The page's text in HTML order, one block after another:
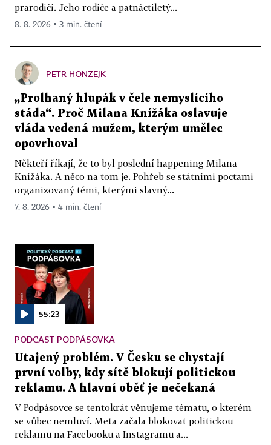
prarodiči. Jeho rodiče a patnáctiletý...
8. 8. 2026 ▪ 3 min. čtení
PETR HONZEJK
„Prolhaný hlupák v čele nemyslícího
stáda“. Proč Milana Knížáka oslavuje
vláda vedená mužem, kterým umělec
opovrhoval
Někteří říkají, že to byl poslední happening Milana
Knížáka. A něco na tom je. Pohřeb se státními poctami
organizovaný těmi, kterými slavný...
7. 8. 2026 ▪ 4 min. čtení
55:23
PODCAST PODPÁSOVKA
Utajený problém. V Česku se chystají
první volby, kdy sítě blokují politickou
reklamu. A hlavní oběť je nečekaná
V Podpásovce se tentokrát věnujeme tématu, o kterém
se vůbec nemluví. Meta začala blokovat politickou
reklamu na Facebooku a Instagramu a...